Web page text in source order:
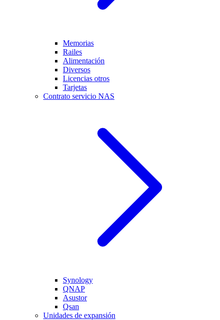
Memorias
Railes
Alimentación
Diversos
Licencias otros
Tarjetas
Contrato servicio NAS
Synology
QNAP
Asustor
Qsan
Unidades de expansión